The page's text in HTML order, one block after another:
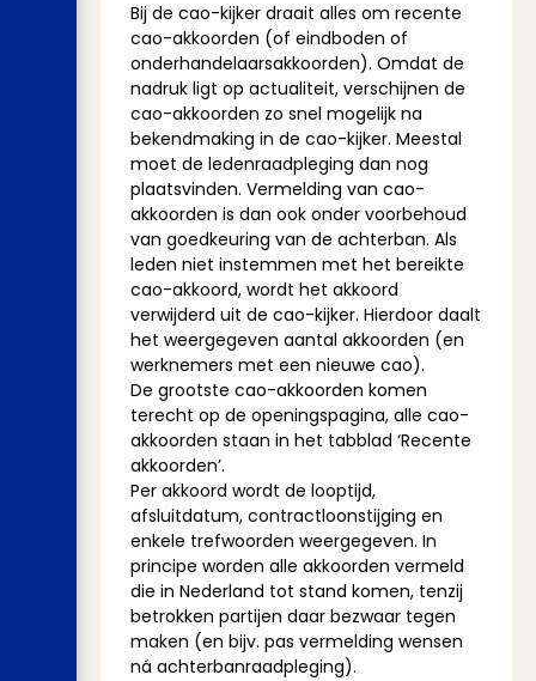
Bij de cao-kijker draait alles om recente
cao-akkoorden (of eindboden of
onderhandelaarsakkoorden). Omdat de
nadruk ligt op actualiteit, verschijnen de
cao-akkoorden zo snel mogelijk na
bekendmaking in de cao-kijker. Meestal
moet de ledenraadpleging dan nog
plaatsvinden. Vermelding van cao-
akkoorden is dan ook onder voorbehoud
van goedkeuring van de achterban. Als
leden niet instemmen met het bereikte
cao-akkoord, wordt het akkoord
verwijderd uit de cao-kijker. Hierdoor daalt
het weergegeven aantal akkoorden (en
werknemers met een nieuwe cao).
De grootste cao-akkoorden komen
terecht op de openingspagina, alle cao-
akkoorden staan in het tabblad ‘Recente
akkoorden’.
Per akkoord wordt de looptijd,
afsluitdatum, contractloonstijging en
enkele trefwoorden weergegeven. In
principe worden alle akkoorden vermeld
die in Nederland tot stand komen, tenzij
betrokken partijen daar bezwaar tegen
maken (en bijv. pas vermelding wensen
ná achterbanraadpleging).